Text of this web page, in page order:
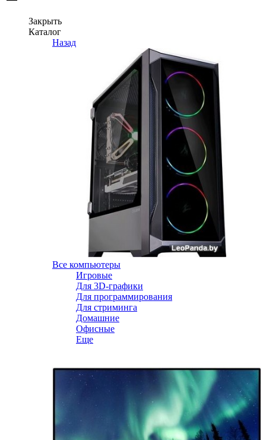
Закрыть
Каталог
Назад
Все компьютеры
Игровые
Для 3D-графики
Для программирования
Для стриминга
Домашние
Офисные
Еще